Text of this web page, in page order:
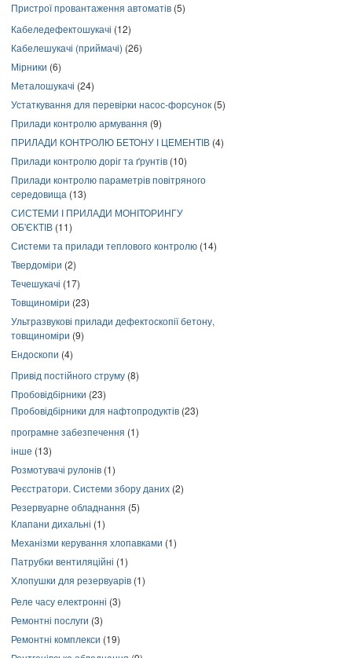
Пристрої провантаження автоматів (5)
Кабеледефектошукачі (12)
Кабелешукачі (приймачі) (26)
Мірники (6)
Металошукачі (24)
Устаткування для перевірки насос-форсунок (5)
Прилади контролю армування (9)
ПРИЛАДИ КОНТРОЛЮ БЕТОНУ І ЦЕМЕНТІВ (4)
Прилади контролю доріг та ґрунтів (10)
Прилади контролю параметрів повітряного
середовища (13)
СИСТЕМИ І ПРИЛАДИ МОНІТОРИНГУ
ОБ'ЄКТІВ (11)
Системи та прилади теплового контролю (14)
Твердоміри (2)
Течешукачі (17)
Товщиноміри (23)
Ультразвукові прилади дефектоскопії бетону,
товщиноміри (9)
Ендоскопи (4)
Привід постійного струму (8)
Пробовідбірники (23)
Пробовідбірники для нафтопродуктів (23)
програмне забезпечення (1)
інше (13)
Розмотувачі рулонів (1)
Реєстратори. Системи збору даних (2)
Резервуарне обладнання (5)
Клапани дихальні (1)
Механізми керування хлопавками (1)
Патрубки вентиляційні (1)
Хлопушки для резервуарів (1)
Реле часу електронні (3)
Ремонтні послуги (3)
Ремонтні комплекси (19)